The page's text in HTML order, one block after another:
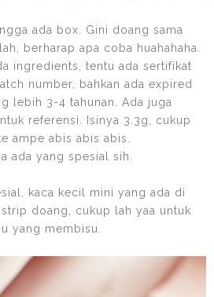
ada box. Gini doang sama
berharap apa coba huahahaha.
ingredients, tentu ada sertifikat
number, bahkan ada expired
lebih 3-4 tahunan. Ada juga
referensi. Isinya 3.3g, cukup
ampe abis abis abis.
ada yang spesial sih.
kaca kecil mini yang ada di
doang, cukup lah yaa untuk
yang membisu.